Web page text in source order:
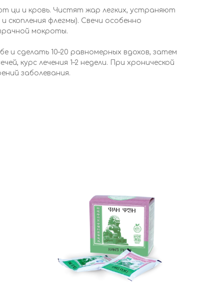
ци и кровь. Чистят жар легких, устраняют
флегмы). Свечи особенно
мокроты.
и сделать 10–20 равномерных вдохов, затем
курс лечения 1–2 недели. При хронической
заболевания.